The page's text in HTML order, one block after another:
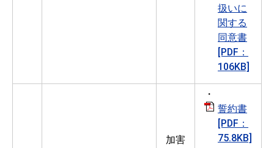
扱いに
関する
同意書
[PDF：
106KB]
加害
・
誓約書
[PDF：
75.8KB]